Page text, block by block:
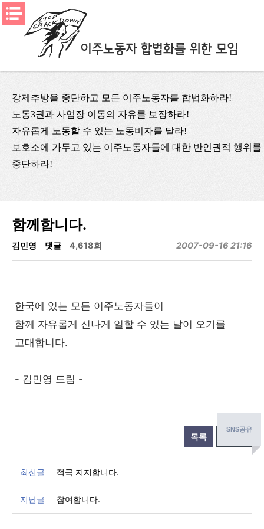
메뉴열기
강제추방을 중단하고 모든 이주노동자를 합법화하라!
노동3권과 사업장 이동의 자유를 보장하라!
자유롭게 노동할 수 있는 노동비자를 달라!
보호소에 가두고 있는 이주노동자들에 대한 반인권적 행위를
중단하라!
함께합니다.
김민영 댓글 4,618회 2007-09-16 21:16
한국에 있는 모든 이주노동자들이
함께 자유롭게 신나게 일할 수 있는 날이 오기를
고대합니다.
- 김민영 드림 -
SNS공유
목록
최신글 적극 지지합니다.
지난글 참여합니다.